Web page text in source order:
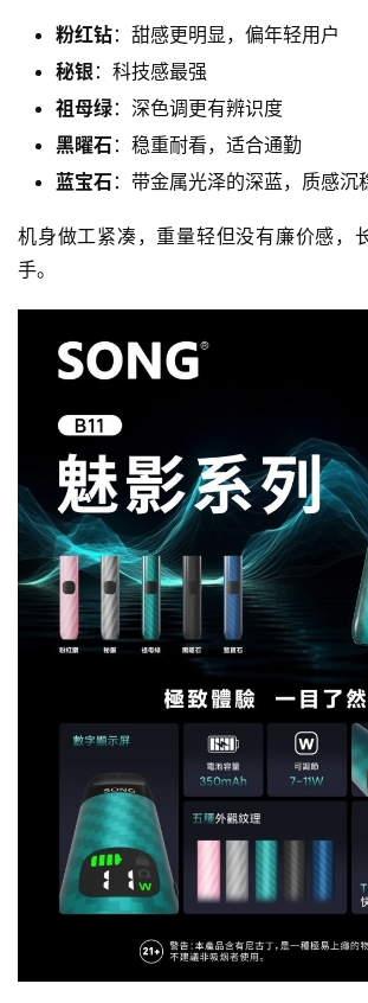
粉红钻：甜感更明显，偏年轻用户
秘银：科技感最强
祖母绿：深色调更有辨识度
黑曜石 ：稳重耐看，适合通勤
蓝宝石 ：带金属光泽的深蓝，质感沉
机身做工紧凑，重量轻但没有廉价感，
手。